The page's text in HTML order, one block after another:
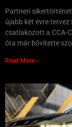
Partneri
újabb két évre
csatlakozott a CCA-
óta már bővítette
Read More »